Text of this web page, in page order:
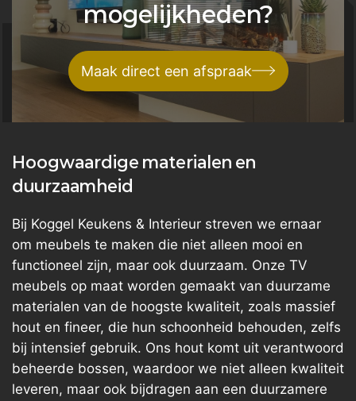
mogelijkheden?
Maak direct een afspraak
Hoogwaardige materialen en
duurzaamheid
Bij Koggel Keukens & Interieur streven we ernaar
om meubels te maken die niet alleen mooi en
functioneel zijn, maar ook duurzaam. Onze TV
meubels op maat worden gemaakt van duurzame
materialen van de hoogste kwaliteit, zoals massief
hout en fineer, die hun schoonheid behouden, zelfs
bij intensief gebruik. Ons hout komt uit verantwoord
beheerde bossen, waardoor we niet alleen kwaliteit
leveren, maar ook bijdragen aan een duurzamere